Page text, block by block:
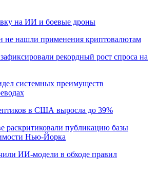
на ИИ и боевые дроны
не нашли применения криптовалютам
рекордный рост спроса на
системных преимуществ
в США выросла до 39%
раскритиковали публикацию базы
Нью-Йорка
ИИ-модели в обходе правил